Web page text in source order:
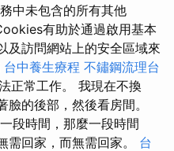
中未包含的所有其他
有助於通過啟用基本
及訪問網站上的安全區域來
台中養生療程 不鏽鋼流理台
正常工作。 我現在不換
的後部，然後看房間。
段時間，那麼一段時間
需回家，而無需回家。 台